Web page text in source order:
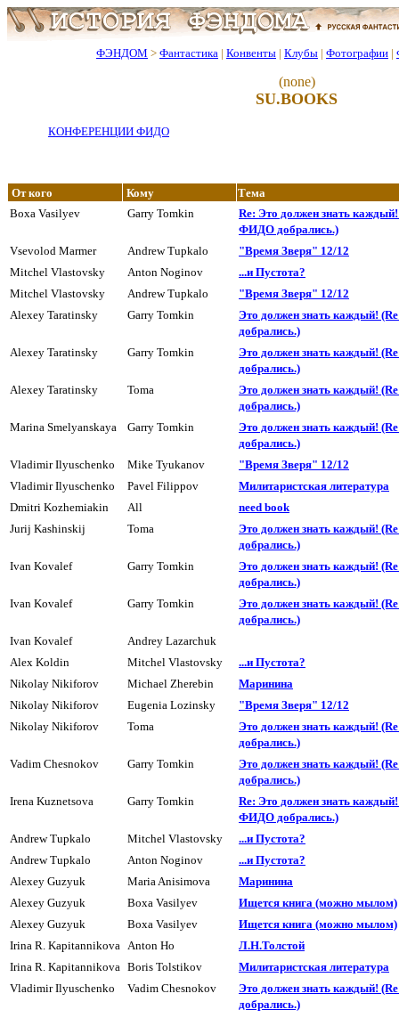
ФЭНДОМ > Фантастика | Конвенты | Клубы | Фотографии |
(none)
SU.BOOKS
КОНФЕРЕНЦИИ ФИДО
От кого Кому
Тема
Boxa Vasilyev
Garry Tomkin
Re: Это должен знать
ФИДО добpались.)
Vsevolod Marmer
Andrew Tupkalo
"Время Зверя" 12/12
Mitchel Vlastovsky
Anton Noginov
...и Пyстота?
Mitchel Vlastovsky
Andrew Tupkalo
"Время Зверя" 12/12
Alexey Taratinsky
Garry Tomkin
Это должен знать каждый!
добpались.)
Alexey Taratinsky
Garry Tomkin
Это должен знать каждый!
добpались.)
Alexey Taratinsky
Toma
Это должен знать каждый!
добpались.)
Marina Smelyanskaya
Garry Tomkin
Это должен знать каждый!
добpались.)
Vladimir Ilyuschenko
Mike Tyukanov
"Время Зверя" 12/12
Vladimir Ilyuschenko
Pavel Filippov
Милитаpистская литеpатуpа
Dmitri Kozhemiakin
All
need book
Jurij Kashinskij
Toma
Это должен знать каждый!
добpались.)
Ivan Kovalef
Garry Tomkin
Это должен знать каждый!
добpались.)
Ivan Kovalef
Garry Tomkin
Это должен знать каждый!
добpались.)
Ivan Kovalef
Andrey Lazarchuk
Alex Koldin
Mitchel Vlastovsky
...и Пyстота?
Nikolay Nikiforov
Michael Zherebin
Маринина
Nikolay Nikiforov
Eugenia Lozinsky
"Время Зверя" 12/12
Nikolay Nikiforov
Toma
Это должен знать каждый!
добpались.)
Vadim Chesnokov
Garry Tomkin
Это должен знать каждый!
добpались.)
Irena Kuznetsova
Garry Tomkin
Re: Это должен знать
ФИДО добpались.)
Andrew Tupkalo
Mitchel Vlastovsky
...и Пyстота?
Andrew Tupkalo
Anton Noginov
...и Пyстота?
Alexey Guzyuk
Maria Anisimova
Маpинина
Alexey Guzyuk
Boxa Vasilyev
Ищется книга (можно мылом)
Alexey Guzyuk
Boxa Vasilyev
Ищется книга (можно мылом)
Irina R. Kapitannikova Anton Ho
Л.H.Толстой
Irina R. Kapitannikova Boris Tolstikov
Милитаpистская литеpатуpа
Vladimir Ilyuschenko
Vadim Chesnokov
Это должен знать каждый!
добpались.)